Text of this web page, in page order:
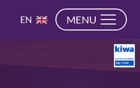
EN
DE
MENU